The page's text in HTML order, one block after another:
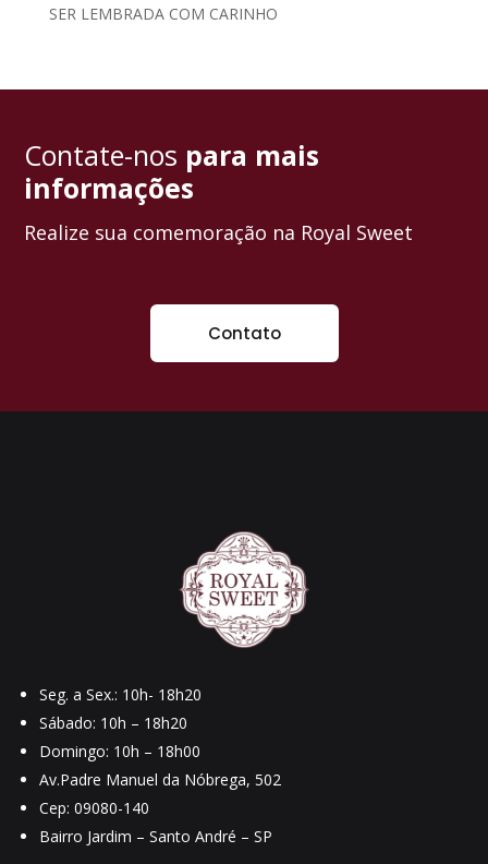
SER LEMBRADA COM CARINHO
Contate-nos para mais
informações
Realize sua comemoração na Royal Sweet
Contato
Seg. a Sex.: 10h- 18h20
Sábado: 10h – 18h20
Domingo: 10h – 18h00
Av.Padre Manuel da Nóbrega, 502
Cep: 09080-140
Bairro Jardim – Santo André – SP